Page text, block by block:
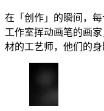
在「创作」的瞬间，
工作室挥动画笔的画
材的工艺师，他们的身